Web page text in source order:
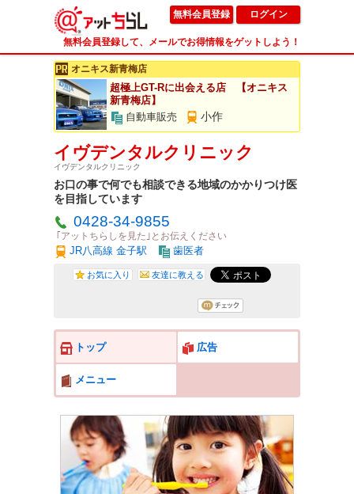
無料会員登録 ログイン
無料会員登録して、メールでお得情報をゲットしよう！
オニキス新青梅店
超極上GT-Rに出会える店 【オニキス
新青梅店】
自動車販売
小作
イヴデンタルクリニック
イヴデンタルクリニック
お口の事で何でも相談できる地域のかかりつけ医
を目指しています
0428-34-9855
｢アットちらしを見た｣とお伝えください
JR八高線 金子駅 歯医者
お気に入り 友達に教える
トップ 広告
メニュー